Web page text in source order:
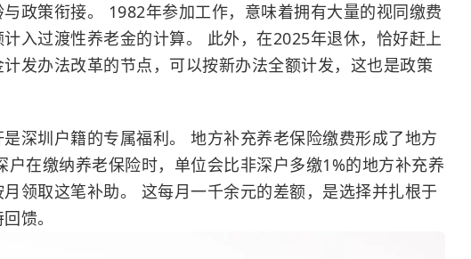
政策衔接。 1982年参加工作，意味着拥有大量的视同缴费
入过渡性养老金的计算。 此外，在2025年退休，恰好赶上
发办法改革的节点，可以按新办法全额计发，这也是政策
深圳户籍的专属福利。 地方补充养老保险缴费形成了地方
户在缴纳养老保险时，单位会比非深户多缴1%的地方补充养
领取这笔补助。 这每月一千余元的差额，是选择并扎根于
馈。